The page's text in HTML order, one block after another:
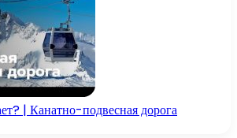
| Канатно-подвесная дорога